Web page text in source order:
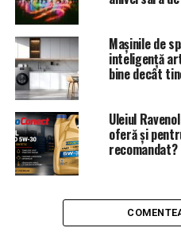
Mașinile de
inteligență
bine decât
Uleiul
oferă și
recomandat?